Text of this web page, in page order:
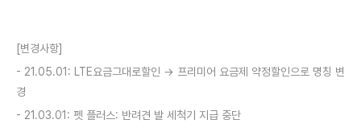
[변경사항]
- 21.05.01: LTE요금그대로할인 → 프리미어 요금제 약정할인으로 명칭 변
경
- 21.03.01: 펫 플러스: 반려견 발 세척기 지급 중단